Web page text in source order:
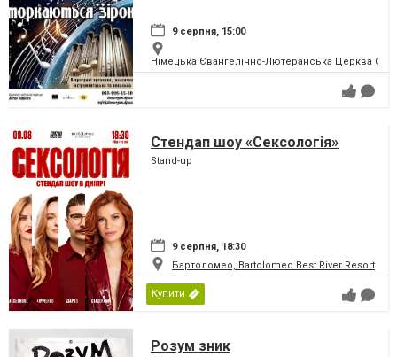
9 серпня, 15:00
Німецька Євангелічно-Лютеранська Церква
Стендап шоу «Сексологія»
Stand-up
9 серпня, 18:30
Бартоломео, Bartolomeo Best River Resort
Купити
Розум зник